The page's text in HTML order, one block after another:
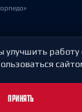
работу
ПРИНЯТЬ